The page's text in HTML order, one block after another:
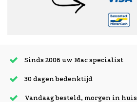
Sinds 2006 uw Mac specialist
30 dagen bedenktijd
Vandaag besteld, morgen in huis